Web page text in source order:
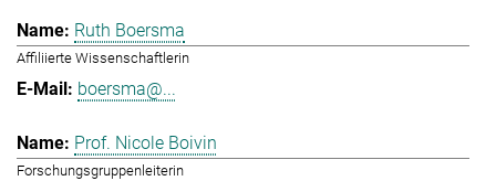
Ruth Boersma
Affiliierte Wissenschaftlerin
boersma@...
Prof. Nicole Boivin
Forschungsgruppenleiterin